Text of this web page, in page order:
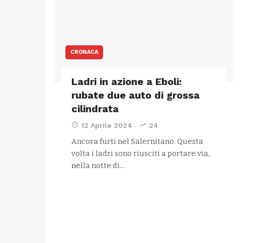
CRONACA
Ladri in azione a Eboli:
rubate due auto di grossa
cilindrata
12 Aprile 2024 24
Ancora furti nel Salernitano. Questa
volta i ladri sono riusciti a portare via,
nella notte di…